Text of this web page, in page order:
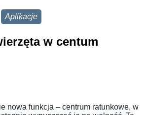
Aplikacje
w centum
nowa funkcja – centrum ratunkowe, w